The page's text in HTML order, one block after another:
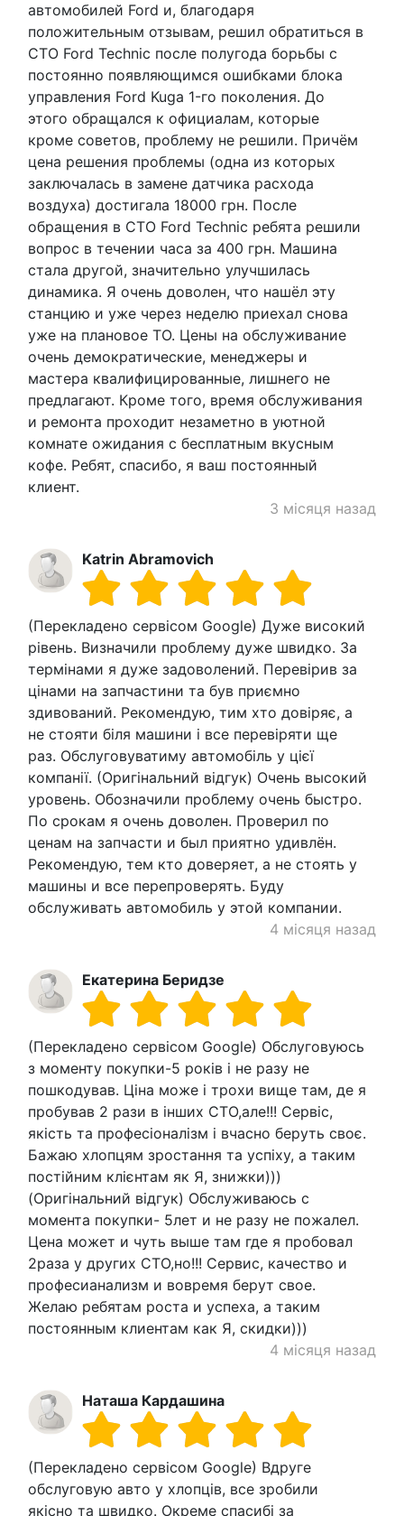
автомобилей Ford и, благодаря
положительным отзывам, решил обратиться в
СТО Ford Technic после полугода борьбы с
постоянно появляющимся ошибками блока
управления Ford Kuga 1-го поколения. До
этого обращался к официалам, которые
кроме советов, проблему не решили. Причём
цена решения проблемы (одна из которых
заключалась в замене датчика расхода
воздуха) достигала 18000 грн. После
обращения в СТО Ford Technic ребята решили
вопрос в течении часа за 400 грн. Машина
стала другой, значительно улучшилась
динамика. Я очень доволен, что нашёл эту
станцию и уже через неделю приехал снова
уже на плановое ТО. Цены на обслуживание
очень демократические, менеджеры и
мастера квалифицированные, лишнего не
предлагают. Кроме того, время обслуживания
и ремонта проходит незаметно в уютной
комнате ожидания с бесплатным вкусным
кофе. Ребят, спасибо, я ваш постоянный
клиент.
3 місяця назад
Katrin Abramovich
(Перекладено сервісом Google) Дуже високий
рівень. Визначили проблему дуже швидко. За
термінами я дуже задоволений. Перевірив за
цінами на запчастини та був приємно
здивований. Рекомендую, тим хто довіряє, а
не стояти біля машини і все перевіряти ще
раз. Обслуговуватиму автомобіль у цієї
компанії. (Оригінальний відгук) Очень высокий
уровень. Обозначили проблему очень быстро.
По срокам я очень доволен. Проверил по
ценам на запчасти и был приятно удивлён.
Рекомендую, тем кто доверяет, а не стоять у
машины и все перепроверять. Буду
обслуживать автомобиль у этой компании.
4 місяця назад
Екатерина Беридзе
(Перекладено сервісом Google) Обслуговуюсь
з моменту покупки-5 років і не разу не
пошкодував. Ціна може і трохи вище там, де я
пробував 2 рази в інших СТО,але!!! Сервіс,
якість та професіоналізм і вчасно беруть своє.
Бажаю хлопцям зростання та успіху, а таким
постійним клієнтам як Я, знижки)))
(Оригінальний відгук) Обслуживаюсь с
момента покупки- 5лет и не разу не пожалел.
Цена может и чуть выше там где я пробовал
2раза у других СТО,но!!! Сервис, качество и
професианализм и вовремя берут свое.
Желаю ребятам роста и успеха, а таким
постоянным клиентам как Я, скидки)))
4 місяця назад
Наташа Кардашина
(Перекладено сервісом Google) Вдруге
обслуговую авто у хлопців, все зробили
якісно та швидко. Окреме спасибі за